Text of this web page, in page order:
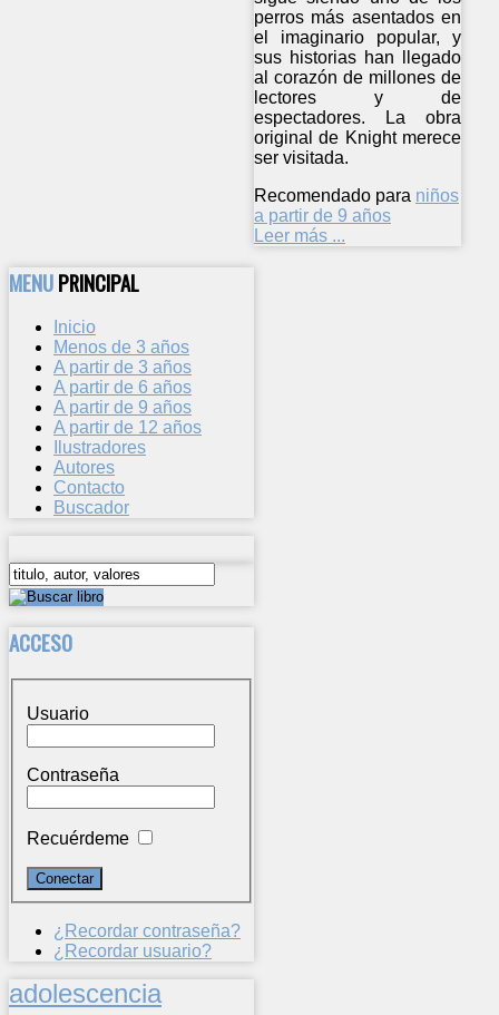
perros más asentados en
el imaginario popular, y
sus historias han llegado
al corazón de millones de
lectores y de
espectadores. La obra
original de Knight merece
ser visitada.
Recomendado para niños
a partir de 9 años
Leer más ...
MENUPRINCIPAL
Inicio
Menos de 3 años
A partir de 3 años
A partir de 6 años
A partir de 9 años
A partir de 12 años
Ilustradores
Autores
Contacto
Buscador
ACCESO
Usuario
Contraseña
Recuérdeme
¿Recordar contraseña?
¿Recordar usuario?
adolescencia